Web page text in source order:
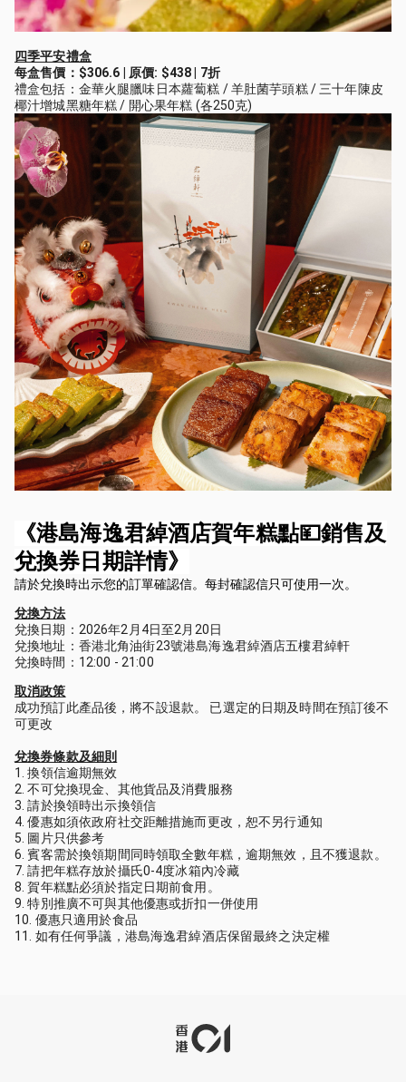
四季平安禮盒
每盒售價：$306.6 | 原價: $438 | 7折
禮盒包括：金華火腿臘味日本蘿蔔糕 / 羊肚菌芋頭糕 / 三十年陳皮
椰汁增城黑糖年糕 / 開心果年糕 (各250克)
《港島海逸君綽酒店賀年糕點💴銷售及
兌換券日期詳情》
請於兌換時出示您的訂單確認信。每封確認信只可使用一次。
兌換方法
兌換日期：2026年2月4日至2月20日
兌換地址：香港北角油街23號港島海逸君綽酒店五樓君綽軒
兌換時間：12:00 - 21:00
取消政策
成功預訂此產品後，將不設退款。 已選定的日期及時間在預訂後不
可更改
兌換券條款及細則
換領信逾期無效
不可兌換現金、其他貨品及消費服務
請於換領時出示換領信
優惠如須依政府社交距離措施而更改，恕不另行通知
圖片只供參考
賓客需於換領期間同時領取全數年糕，逾期無效，且不獲退款。
請把年糕存放於攝氏0-4度冰箱內冷藏
賀年糕點必須於指定日期前食用。
特別推廣不可與其他優惠或折扣一併使用
優惠只適用於食品
如有任何爭議，港島海逸君綽酒店保留最終之決定權